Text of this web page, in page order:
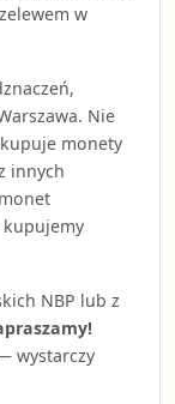
w
Nie
monety
innych
NBP lub z
wystarczy